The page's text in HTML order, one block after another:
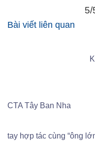
5/
Bài viết liên quan
CTA Tây Ban Nha
tay hợp tác cùng “ông